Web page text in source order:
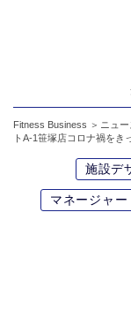
Fitness Business ニュー
トA-1笹塚店コロナ禍をき
施設デ
マネージャー